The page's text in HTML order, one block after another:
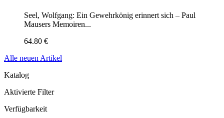
Seel, Wolfgang: Ein Gewehrkönig erinnert sich – Paul
Mausers Memoiren...
64.80 €
Alle neuen Artikel
Katalog
Aktivierte Filter
Verfügbarkeit